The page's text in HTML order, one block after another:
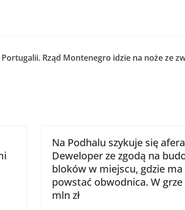
Portugalii. Rząd Montenegro idzie na noże ze
Na Podhalu szykuje się
Deweloper ze zgodą na
bloków w miejscu, gdzie ma
powstać obwodnica. W grze
mln zł